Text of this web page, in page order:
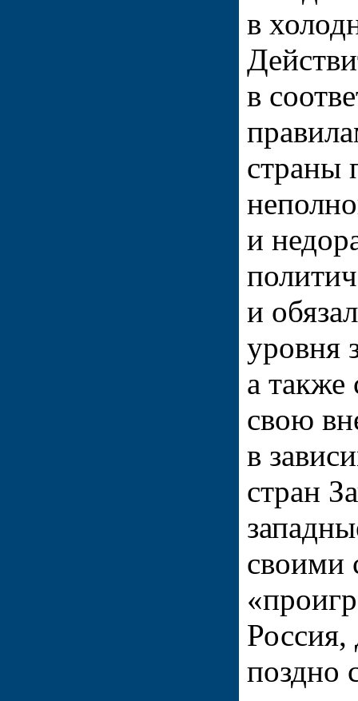
в
в
страны
и
и
уровня
а также
свою
в
стран
своими
поздно